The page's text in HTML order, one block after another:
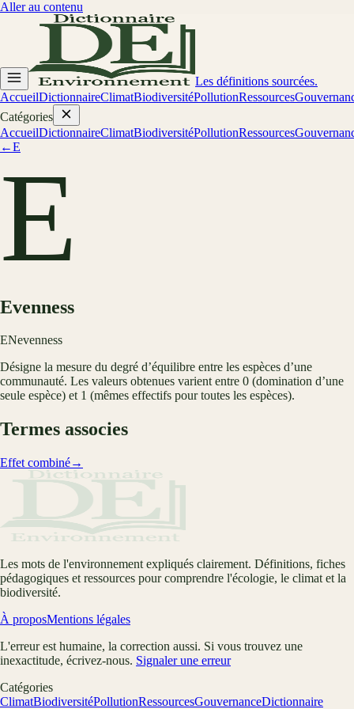
Aller au contenu
Les définitions sourcées.
AccueilDictionnaireClimatBiodiversitéPollutionRessources
Catégories
AccueilDictionnaireClimatBiodiversitéPollutionRessources
←E
E
Evenness
ENevenness
Désigne la mesure du degré d’équilibre entre les espèces d’une
communauté. Les valeurs obtenues varient entre 0 (domination d’une
seule espèce) et 1 (mêmes effectifs pour toutes les espèces).
Termes associes
Effet combiné→
Les mots de l'environnement expliqués clairement. Définitions, fiches
pédagogiques et ressources pour comprendre l'écologie, le climat et la
biodiversité.
À proposMentions légales
L'erreur est humaine, la correction aussi. Si vous trouvez une
inexactitude, écrivez-nous. Signaler une erreur
Catégories
ClimatBiodiversitéPollutionRessourcesGouvernanceDictionnaire